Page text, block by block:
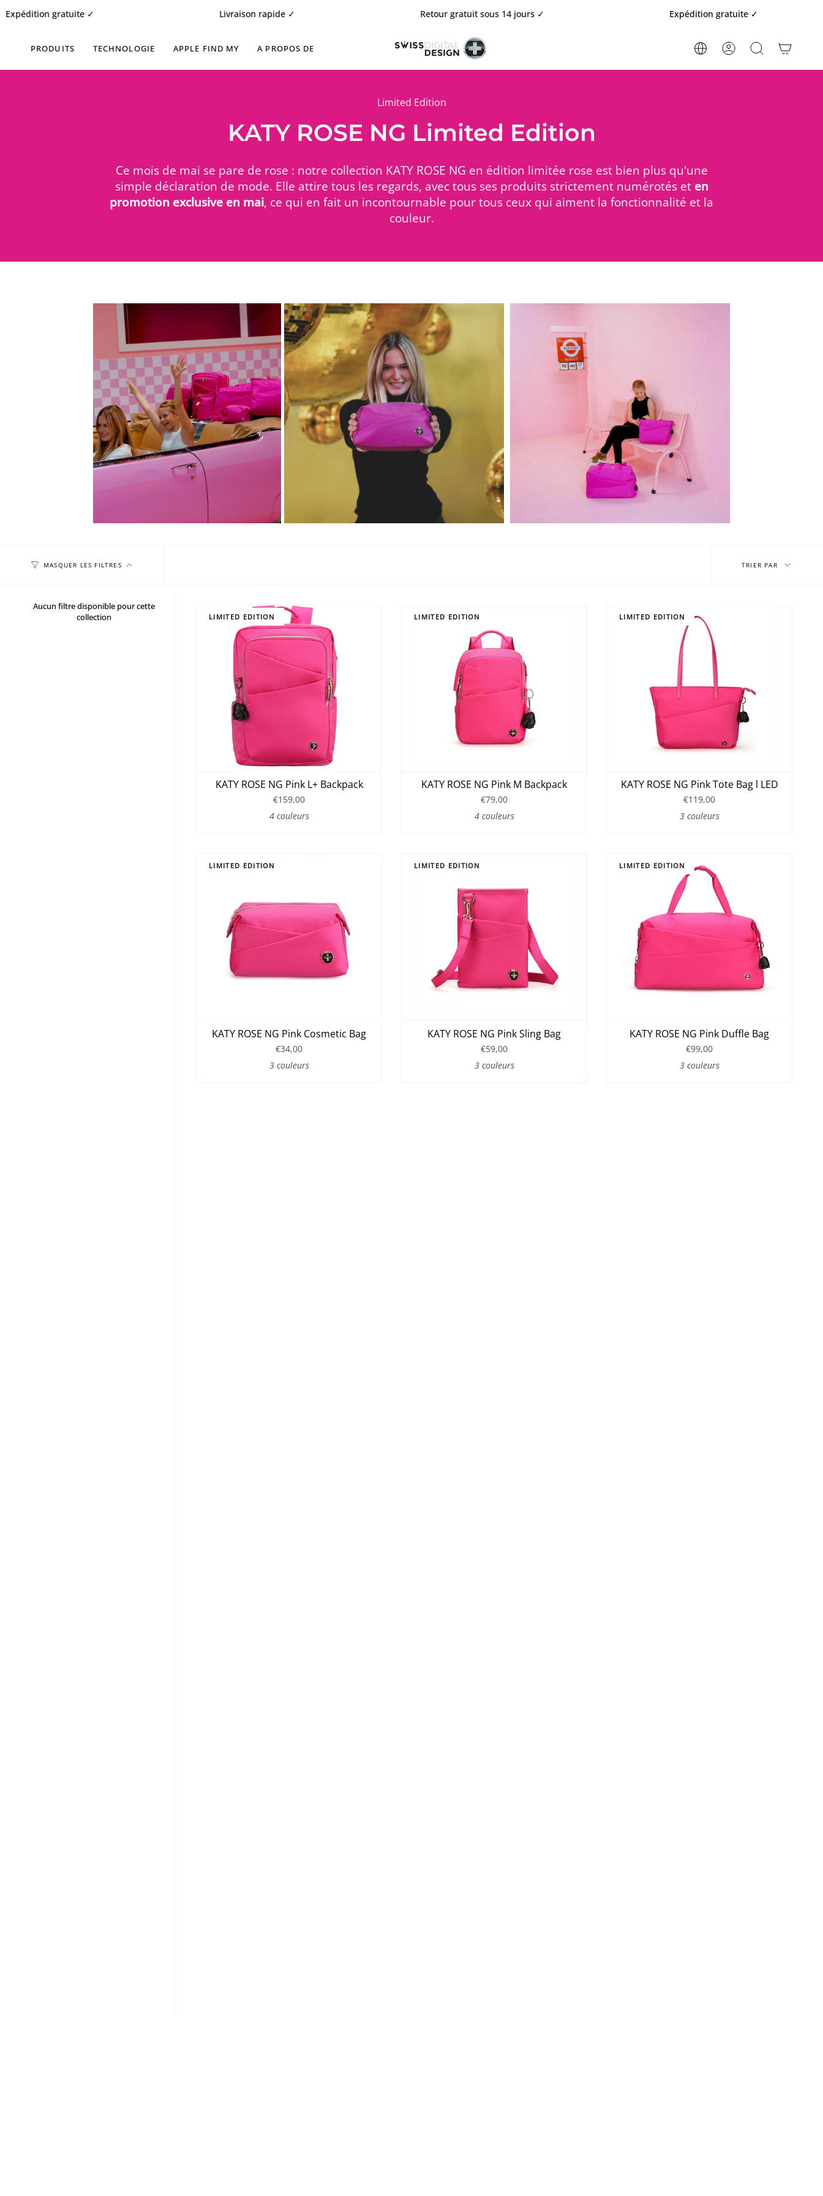
au
page
gratuite ✓ Livraison rapide ✓ Retour gratuit sous 14 jours ✓ Expédition gratuite ✓
PRODUITS TECHNOLOGIE APPLE FIND MY A PROPOS DE COMPTERECHERCHE
Limited Edition
KATY ROSE NG Limited Edition
Ce mois de mai se pare de rose : notre collection KATY ROSE NG en édition limitée rose est bien plus qu'une
simple déclaration de mode. Elle attire tous les regards, avec tous ses produits strictement numérotés et en
promotion exclusive en mai, ce qui en fait un incontournable pour tous ceux qui aiment la fonctionnalité et la
couleur.
MASQUER LES FILTRES TRIER PAR
Aucun filtre disponible pour cette
collection
LIMITED EDITION
KATY ROSE NG Pink L+ Backpack
€159,00
4 couleurs
LIMITED EDITION
KATY ROSE NG Pink M Backpack
€79,00
4 couleurs
LIMITED EDITION
KATY ROSE NG Pink Tote Bag l LED
€119,00
3 couleurs
LIMITED EDITION
KATY ROSE NG Pink Cosmetic Bag
€34,00
3 couleurs
LIMITED EDITION
KATY ROSE NG Pink Sling Bag
€59,00
3 couleurs
LIMITED EDITION
KATY ROSE NG Pink Duffle Bag
€99,00
3 couleurs